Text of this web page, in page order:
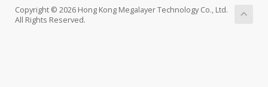
Copyright © 2026 Hong Kong Megalayer Technology Co., Ltd.
All Rights Reserved.